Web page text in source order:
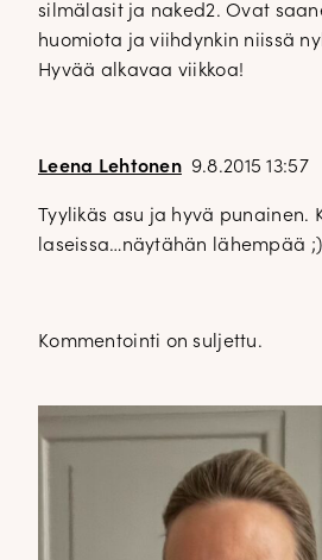
silmälasit ja naked2. Ovat
huomiota ja viihdynkin niissä
Hyvää alkavaa viikkoa!
Leena Lehtonen 9.8.2015 13:57
Tyylikäs asu ja hyvä punainen.
laseissa…näytähän lähempää
Kommentointi on suljettu.